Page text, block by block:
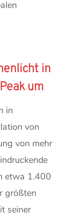
in
um
in
von
von mehr
etwa 1.400
größten
seiner